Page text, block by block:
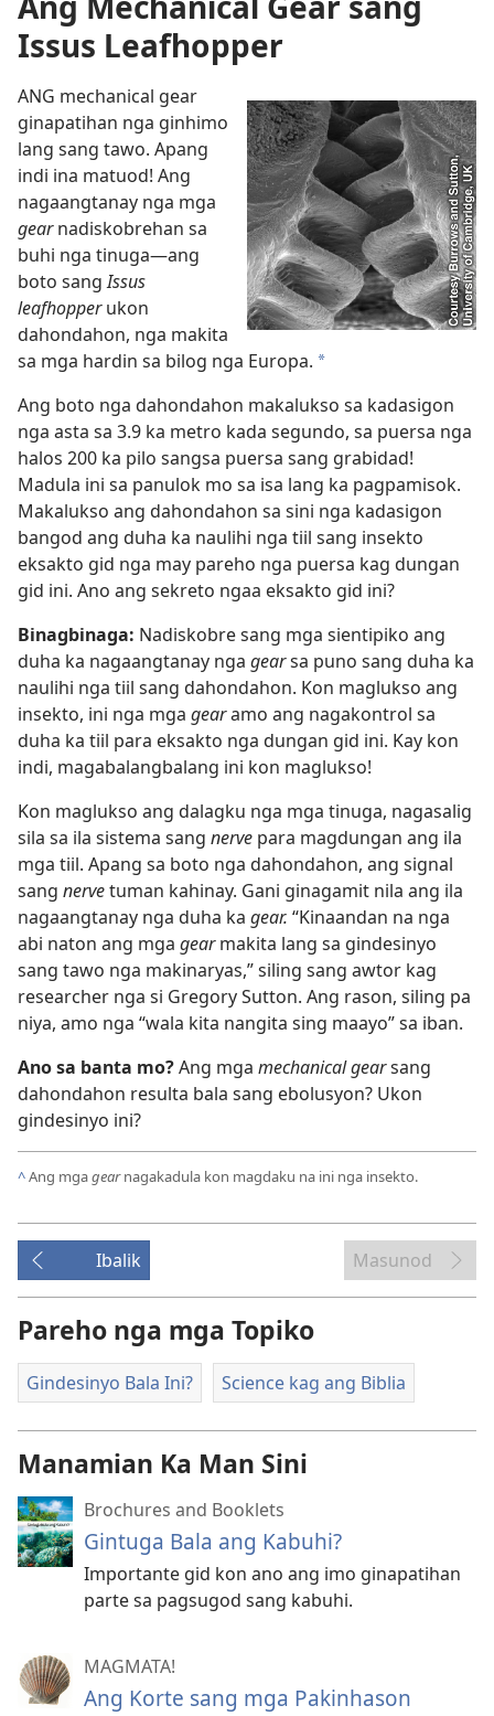
Issus Leafhopper
ANG mechanical gear
ginapatihan nga ginhimo
lang sang tawo. Apang
indi ina matuod! Ang
nagaangtanay nga mga
gearnadiskobrehan sa
buhi nga tinuga—ang
boto sangIssus
leafhopperukon
dahondahon, nga makita
sa mga hardin sa bilog nga Europa. *
Ang boto nga dahondahon makalukso sa kadasigon
nga asta sa 3.9 ka metro kada segundo, sa puersa nga
halos 200 ka pilo sangsa puersa sang grabidad!
Madula ini sa panulok mo sa isa lang ka pagpamisok.
Makalukso ang dahondahon sa sini nga kadasigon
bangod ang duha ka naulihi nga tiil sang insekto
eksakto gid nga may pareho nga puersa kag dungan
gid ini. Ano ang sekreto ngaa eksakto gid ini?
Binagbinaga: Nadiskobre sang mga sientipiko ang
duha ka nagaangtanay nga gearsa puno sang duha ka
naulihi nga tiil sang dahondahon. Kon maglukso ang
insekto, ini nga mga gearamo ang nagakontrol sa
duha ka tiil para eksakto nga dungan gid ini. Kay kon
indi, magabalangbalang ini kon maglukso!
Kon maglukso ang dalagku nga mga tinuga, nagasalig
sila sa ila sistema sang nerve para magdungan ang ila
mga tiil. Apang sa boto nga dahondahon, ang signal
sang nervetuman kahinay. Gani ginagamit nila ang ila
nagaangtanay nga duha ka gear. “Kinaandan na nga
abi naton ang mga gearmakita lang sa gindesinyo
sang tawo nga makinaryas,” siling sang awtor kag
researcher nga si Gregory Sutton. Ang rason, siling pa
niya, amo nga “wala kita nangita sing maayo” sa iban.
Ano sa banta mo?Ang mga mechanical gearsang
dahondahon resulta bala sang ebolusyon? Ukon
gindesinyo ini?
^Ang mgagearnagakadula kon magdaku na ini nga insekto.
Ibalik Masunod
Pareho nga mga Topiko
Gindesinyo Bala Ini? Science kag ang Biblia
Manamian Ka Man Sini
Brochures and Booklets
Gintuga Bala ang Kabuhi?
Importante gid kon ano ang imo ginapatihan
parte sa pagsugod sang kabuhi.
MAGMATA!
Ang Korte sang mga Pakinhason